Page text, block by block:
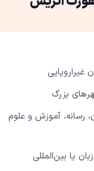
بزرگ
رسانه، آموزش و علوم
یا بین‌المللی